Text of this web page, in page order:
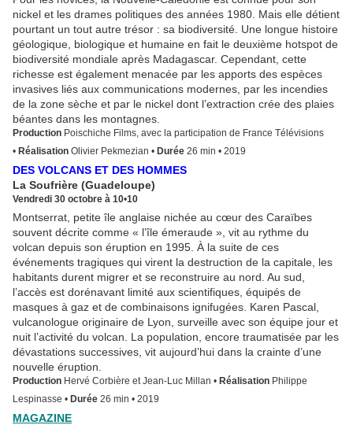
nickel et les drames politiques des années 1980. Mais elle détient
pourtant un tout autre trésor : sa biodiversité. Une longue histoire
géologique, biologique et humaine en fait le deuxième hotspot de
biodiversité mondiale après Madagascar. Cependant, cette
richesse est également menacée par les apports des espèces
invasives liés aux communications modernes, par les incendies
de la zone sèche et par le nickel dont l’extraction crée des plaies
béantes dans les montagnes.
Production Poischiche Films, avec la participation de France Télévisions
• Réalisation Olivier Pekmezian • Durée 26 min • 2019
DES VOLCANS ET DES HOMMES
La Soufrière (Guadeloupe)
Vendredi 30 octobre à 10•10
Montserrat, petite île anglaise nichée au cœur des Caraïbes
souvent décrite comme « l’île émeraude », vit au rythme du
volcan depuis son éruption en 1995. À la suite de ces
événements tragiques qui virent la destruction de la capitale, les
habitants durent migrer et se reconstruire au nord. Au sud,
l’accès est dorénavant limité aux scientifiques, équipés de
masques à gaz et de combinaisons ignifugées. Karen Pascal,
vulcanologue originaire de Lyon, surveille avec son équipe jour et
nuit l’activité du volcan. La population, encore traumatisée par les
dévastations successives, vit aujourd’hui dans la crainte d’une
nouvelle éruption.
Production Hervé Corbière et Jean-Luc Millan • Réalisation Philippe
Lespinasse • Durée 26 min • 2019
MAGAZINE